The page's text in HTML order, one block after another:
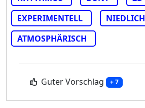
EXPERIMENTELL
NIEDLICH
ATMOSPHÄRISCH
Guter Vorschlag + 7